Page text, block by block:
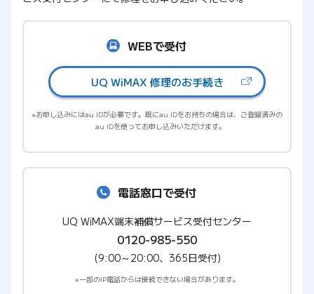
WEBで受付
UQ WiMAX 修理のお手続き
お申し込みにはau IDが必要です。既にau IDをお持ちの場合は、 ご登録済みの
au IDを使ってお申し込みいただけます。
電話窓口で受付
UQ WiMAX端末補償サービス受付センター
0120-985-550
(9:00～20:00、365日受付)
一部のIP電話からは接続できない場合があります。